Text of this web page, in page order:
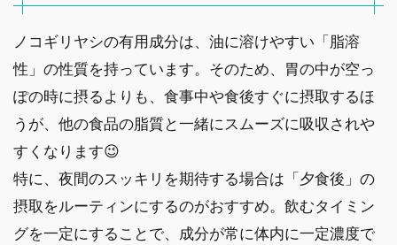
ノコギリヤシの有用成分は、油に溶けやすい「脂溶
性」の性質を持っています。そのため、胃の中が空っ
ぽの時に摂るよりも、食事中や食後すぐに摂取するほ
うが、他の食品の脂質と一緒にスムーズに吸収されや
すくなります😉
特に、夜間のスッキリを期待する場合は「夕食後」の
摂取をルーティンにするのがおすすめ。飲むタイミン
グを一定にすることで、成分が常に体内に一定濃度で